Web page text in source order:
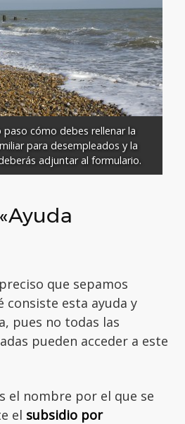
cómo debes rellenar la
para desempleados y la
adjuntar al formulario.
que sepamos
consiste esta ayuda y
pues no todas las
pueden acceder a este
el nombre por el que se
el subsidio por